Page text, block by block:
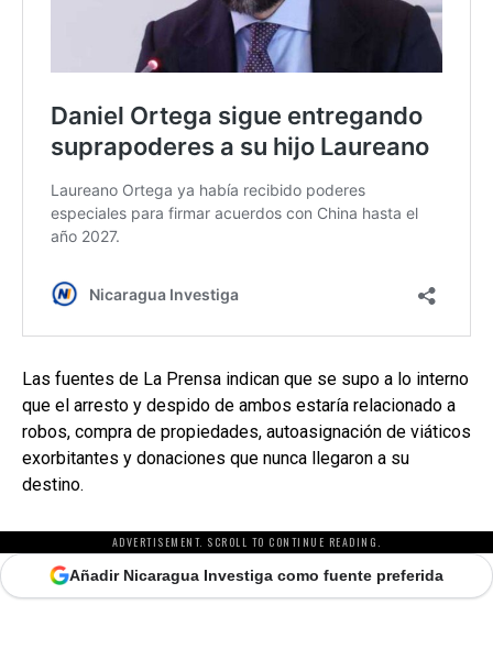
Las fuentes de La Prensa indican que se supo a lo interno
que el arresto y despido de ambos estaría relacionado a
robos, compra de propiedades, autoasignación de viáticos
exorbitantes y donaciones que nunca llegaron a su
destino.
ADVERTISEMENT. SCROLL TO CONTINUE READING.
Añadir Nicaragua Investiga como fuente preferida